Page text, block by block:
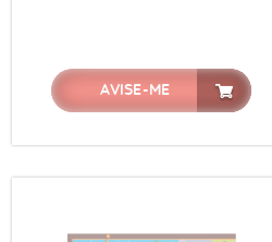
AVISE-ME